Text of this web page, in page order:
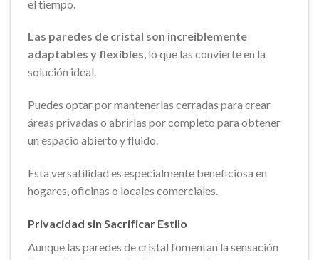
el tiempo.
Las paredes de cristal son increíblemente
adaptables y flexibles, lo que las convierte en la
solución ideal.
Puedes optar por mantenerlas cerradas para crear
áreas privadas o abrirlas por completo para obtener
un espacio abierto y fluido.
Esta versatilidad es especialmente beneficiosa en
hogares, oficinas o locales comerciales.
Privacidad sin Sacrificar Estilo
Aunque las paredes de cristal fomentan la sensación